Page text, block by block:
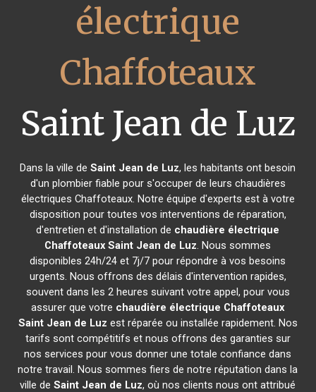
électrique
Chaffoteaux
Saint Jean de Luz
Dans la ville deSaint Jean de Luz, les habitants ont besoin
d'un plombier fiable pour s'occuper de leurs chaudières
électriques Chaffoteaux. Notre équipe d'experts est à votre
disposition pour toutes vos interventions de réparation,
d'entretien et d'installation de chaudière électrique
Chaffoteaux Saint Jean de Luz. Nous sommes
disponibles 24h/24 et 7j/7 pour répondre à vos besoins
urgents. Nous offrons des délais d'intervention rapides,
souvent dans les 2 heures suivant votre appel, pour vous
assurer que votre chaudière électrique Chaffoteaux
Saint Jean de Luz est réparée ou installée rapidement. Nos
tarifs sont compétitifs et nous offrons des garanties sur
nos services pour vous donner une totale confiance dans
notre travail. Nous sommes fiers de notre réputation dans la
ville deSaint Jean de Luz, où nos clients nous ont attribué